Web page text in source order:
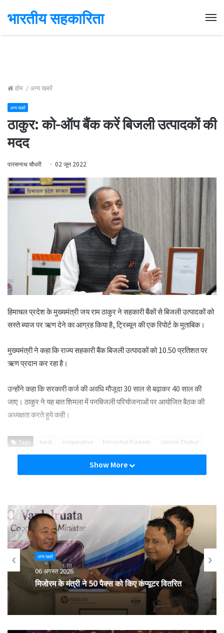
भारतीय सहकारिता
होम /अन्य खबरें
अन्य खबरें
ठाकुर: को-ऑप बैंक करें बिजली उत्पादकों की
मदद
पारसनाथ चौधरी 02 जून 2022
हिमाचल प्रदेश के मुख्यमंत्री जय राम ठाकुर ने सहकारी बैंकों से बिजली उत्पादकों को
सस्ते ब्याज पर ऋण देने का आग्रह किया है, ट्रिब्यून की एक रिपोर्ट के मुताबिक।
मुख्यमंत्री ने कहा कि राज्य सहकारी बैंक बिजली उत्पादकों को 10.50 प्रतिशत पर
ऋण प्रदान कर रहा है।
उन्होंने कहा कि सरकारी कर्ज की अवधि मौजूदा 30 साल से बढ़ाकर 40 साल की
जाए। ठाकुर ने यह बात शिमला में पनबिजली परियोजनाओं पर आयोजित बैठक की
अध्यक्षता करते हुये कही।
Tags bank cooperative Himachal Pradesh Jairam Thakur
Show More
अन्य खबरें
06 अगस्त 2026
मिजोरम के मंत्री ने 50 पैक्स को किए कंप्यूटर वितरित